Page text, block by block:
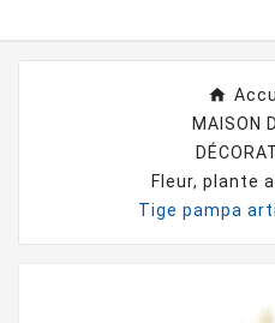
MAISON
Fleur, plante
Tige pampa